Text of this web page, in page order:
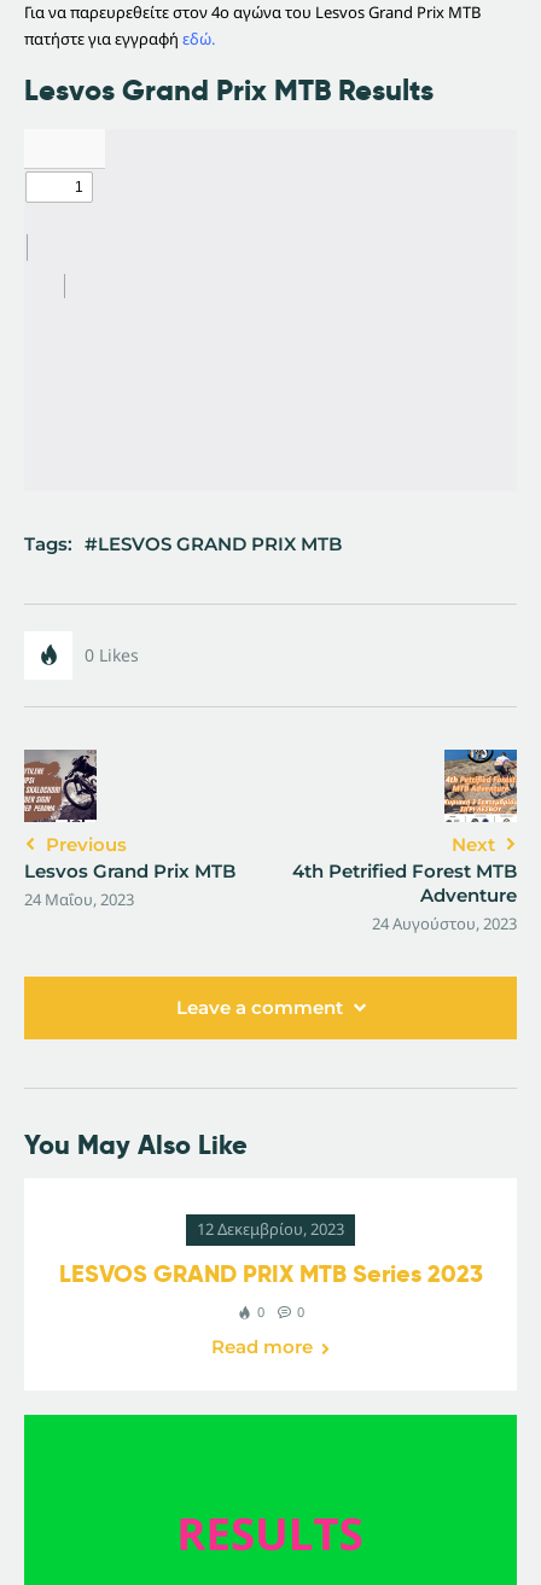
Για να παρευρεθείτε στον 4ο αγώνα του Lesvos Grand Prix MTB
πατήστε για εγγραφή εδώ.
Lesvos Grand Prix MTB Results
Tags: LESVOS GRAND PRIX MTB
0 Likes
Previous
Lesvos Grand Prix MTB
24 Μαΐου, 2023
Next
4th Petrified Forest MTB
Adventure
24 Αυγούστου, 2023
Leave a comment
You May Also Like
12 Δεκεμβρίου, 2023
LESVOS GRAND PRIX MTB Series 2023
0 0
Read more